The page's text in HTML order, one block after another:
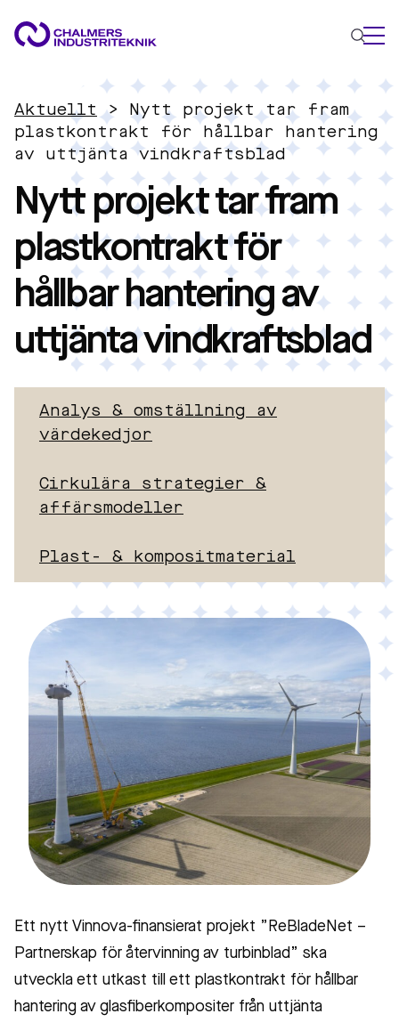
VAD VI GÖR
VÅRA EXPERTOMRÅDEN
Cirkulär ekonomi
Energi
Innovationsledning
Material
Tillämpad AI
AKTUELLT
KONTAKTA OSS
JOBBA HOS OSS
Aktuellt >
Nytt projekt tar fram
plastkontrakt för hållbar hantering
av uttjänta vindkraftsblad
Nytt projekt tar fram
plastkontrakt för
hållbar hantering av
uttjänta vindkraftsblad
Analys & omställning av
värdekedjor
Cirkulära strategier &
affärsmodeller
Plast- & kompositmaterial
Ett nytt Vinnova-finansierat projekt ”ReBladeNet –
Partnerskap för återvinning av turbinblad” ska
utveckla ett utkast till ett plastkontrakt för hållbar
hantering av glasfiberkompositer från uttjänta